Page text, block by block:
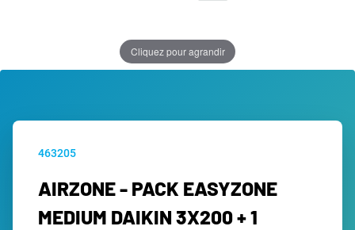
Cliquez pour agrandir
463205
AIRZONE - PACK EASYZONE
MEDIUM DAIKIN 3X200 + 1